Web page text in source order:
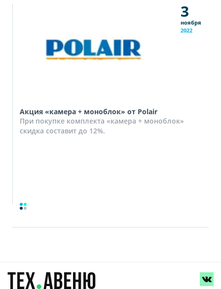
3
ноября
2022
Акция «камера + моноблок» от Polair
При покупке комплекта «камера + моноблок»
скидка составит до 12%.